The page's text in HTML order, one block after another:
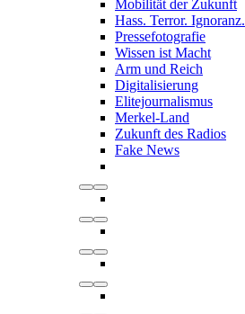
Mobilität der Zukunft
Hass. Terror. Ignoranz.
Pressefotografie
Wissen ist Macht
Arm und Reich
Digitalisierung
Elitejournalismus
Merkel-Land
Zukunft des Radios
Fake News